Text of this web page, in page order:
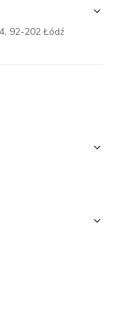
92-202 Łódź